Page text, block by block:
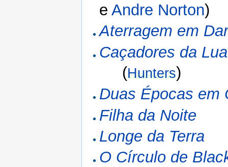
eAndre Norton)
Aterragem em
Caçadores da
(Hunters)
Duas Épocas em
Filha da Noite
Longe da Terra
O Círculo de